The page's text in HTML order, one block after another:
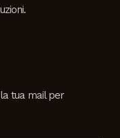
tua mail per